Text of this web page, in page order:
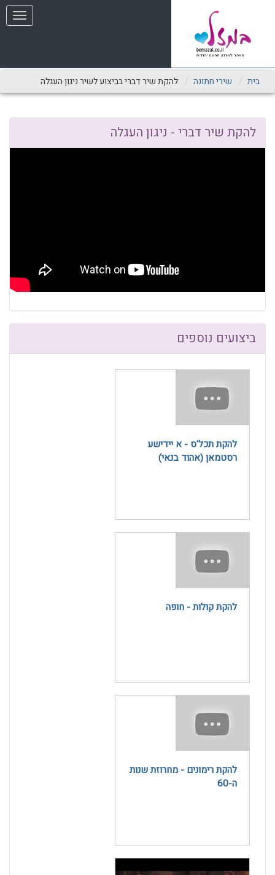
מַעֲרֶכֶת
בִּקְלִיק
לִנְגִישׁוּת
הָאֲתָר.
תפריט
בית שירי חתונה להקת שיר דברי בביצוע לשיר ניגון העגלה
להקת שיר דברי - ניגון העגלה
ביצועים נוספים
להקת תכל'ס - א יידישע
רסטמאן‎ (אהוד בנאי)
להקת קולות - חופה
להקת רימונים - מחרוזת שנות
ה-60